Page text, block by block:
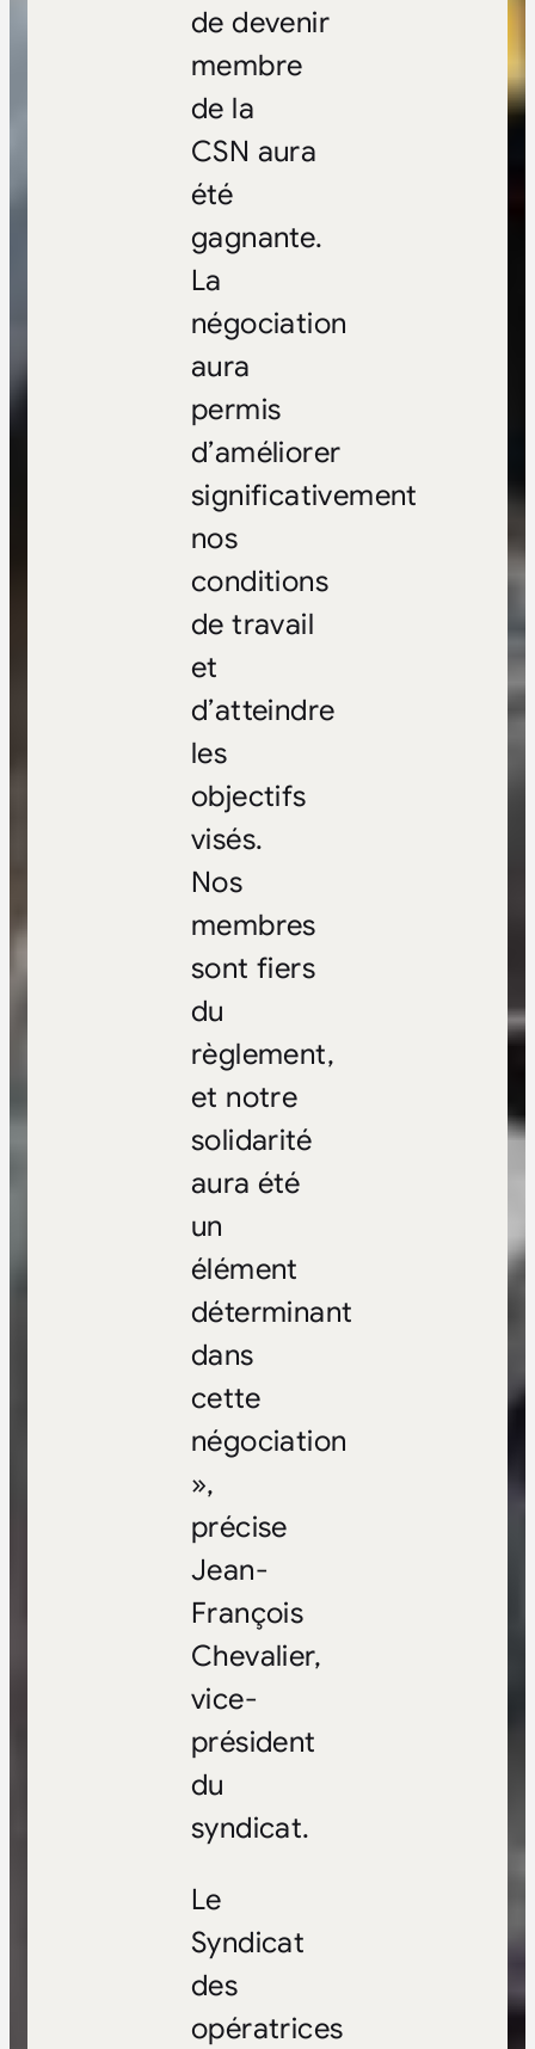
de devenir
membre
de la
CSN aura
été
gagnante.
La
négociation
aura
permis
d’améliorer
significativement
nos
conditions
de travail
et
d’atteindre
les
objectifs
visés.
Nos
membres
sont fiers
du
règlement,
et notre
solidarité
aura été
un
élément
déterminant
dans
cette
négociation
»,
précise
Jean-
François
Chevalier,
vice-
président
du
syndicat.
Le
Syndicat
des
opératrices